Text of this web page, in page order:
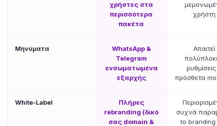
χρήστες στα
περισσότερα
πακέτα
χρήστη
Μηνύματα
WhatsApp &
Telegram
ενσωματωμένα
εξαρχής
Απαιτεί
πρόσθετα
White-Label
Πλήρες
rebranding (δικό
σας domain &
συχνά
το branding